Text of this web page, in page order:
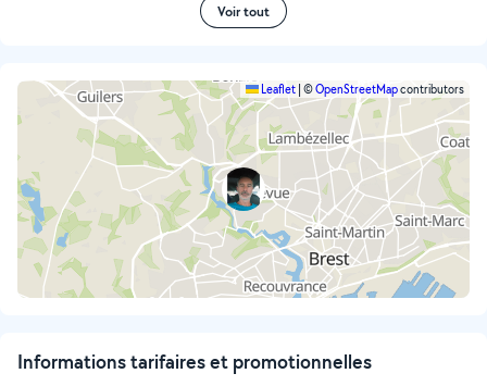
Voir tout
Leaflet ©OpenStreetMapcontributors
Informations tarifaires et promotionnelles